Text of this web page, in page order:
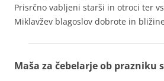
Prisrčno vabljeni starši in otroci ter
Miklavžev blagoslov dobrote in
Maša za čebelarje ob prazniku